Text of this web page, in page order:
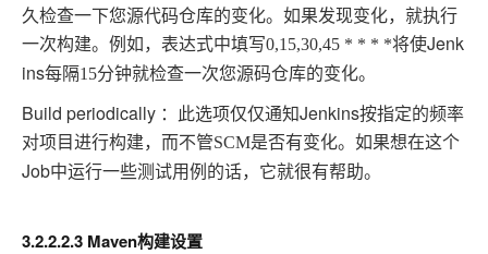
久检查一下您源代码仓库的变化。如果发现变化，就执行
一次构建。例如，表达式中填写0,15,30,45 * * * *将使Jenk
ins每隔15分钟就检查一次您源码仓库的变化。
Build periodically ：此选项仅仅通知Jenkins按指定的频率
对项目进行构建，而不管SCM是否有变化。 如果想在这个
Job中运行一些测试用例的话，它就很有帮助。
3.2.2.2.3 Maven构建设置